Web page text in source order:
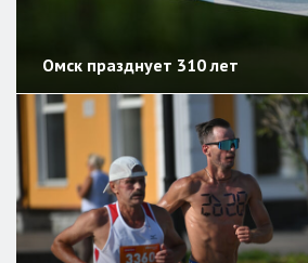
Омск празднует 310 лет